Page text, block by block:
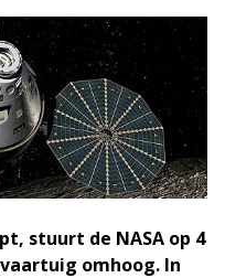
stuurt de NASA op 4
omhoog. In